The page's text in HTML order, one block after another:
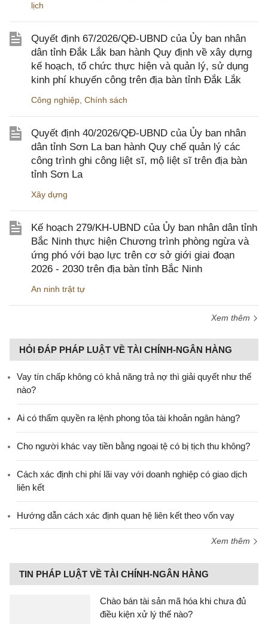
lịch
Quyết định 67/2026/QĐ-UBND của Ủy ban nhân
dân tỉnh Đắk Lắk ban hành Quy định về xây dựng
kế hoạch, tổ chức thực hiện và quản lý, sử dụng
kinh phí khuyến công trên địa bàn tỉnh Đắk Lắk
Công nghiệp Chính sách
Quyết định 40/2026/QĐ-UBND của Ủy ban nhân
dân tỉnh Sơn La ban hành Quy chế quản lý các
công trình ghi công liệt sĩ, mộ liệt sĩ trên địa bàn
tỉnh Sơn La
Xây dựng
Kế hoạch 279/KH-UBND của Ủy ban nhân dân tỉnh
Bắc Ninh thực hiện Chương trình phòng ngừa và
ứng phó với bạo lực trên cơ sở giới giai đoạn
2026 - 2030 trên địa bàn tỉnh Bắc Ninh
An ninh trật tự
Xem thêm
HỎI ĐÁP PHÁP LUẬT VỀ TÀI CHÍNH-NGÂN HÀNG
Vay tín chấp không có khả năng trả nợ thì giải quyết như thế
nào?
Ai có thẩm quyền ra lệnh phong tỏa tài khoản ngân hàng?
Cho người khác vay tiền bằng ngoại tệ có bị tịch thu không?
Cách xác định chi phí lãi vay với doanh nghiệp có giao dịch
liên kết
Hướng dẫn cách xác định quan hệ liên kết theo vốn vay
Xem thêm
TIN PHÁP LUẬT VỀ TÀI CHÍNH-NGÂN HÀNG
Chào bán tài sản mã hóa khi chưa đủ
điều kiện xử lý thế nào?